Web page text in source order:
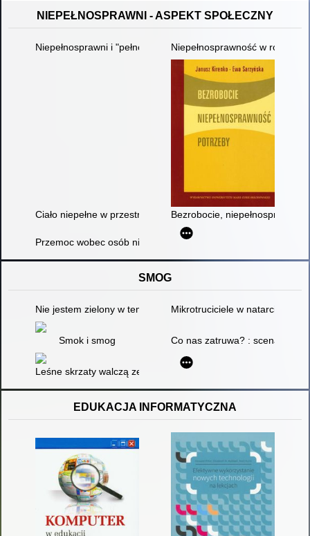
NIEPEŁNOSPRAWNI - ASPEKT SPOŁECZNY
Niepełnosprawni i "pełnosprawni"Niepełnosprawność w
Ciało niepełne w przestrzeni publicznej : zmiany i
Bezrobocie,
Przemoc wobec osób niepełnosprawnych
SMOG
Nie jestem zielony w temacie ochrony środowiska - czyli o
Mikrotruciciele w natarciu -
Smok i smog Co nas zatruwa? : scenariusz
Leśne skrzaty walczą ze smogiem
EDUKACJA INFORMATYCZNA